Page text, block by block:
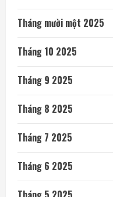
Tháng mười một 2025
Tháng 10 2025
Tháng 9 2025
Tháng 8 2025
Tháng 7 2025
Tháng 6 2025